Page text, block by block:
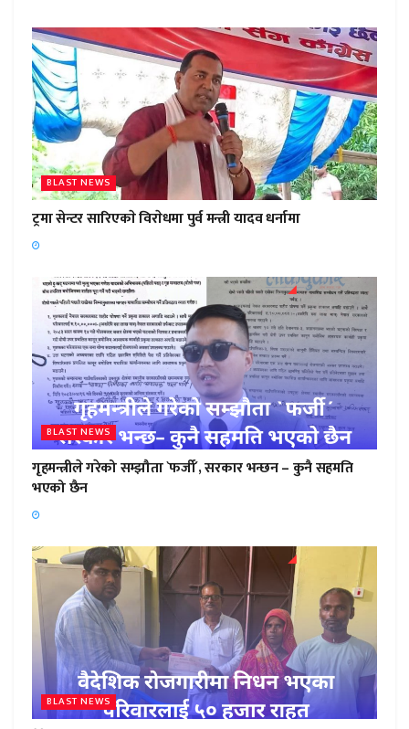
BLAST NEWS
ट्रमा सेन्टर सारिएकाे विराेधमा पुर्व मन्त्री यादव धर्नामा
BLAST NEWS
गृहमन्त्रीले गरेको सम्झौता `फर्जी´, सरकार भन्छन – कुनै सहमति
भएको छैन
BLAST NEWS